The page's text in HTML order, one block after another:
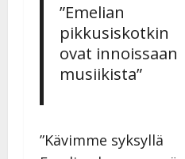
”Emelian
pikkusiskotkin
ovat innoissaan
musiikista”
”Kävimme syksyllä